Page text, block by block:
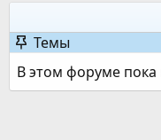
Темы
В этом форуме